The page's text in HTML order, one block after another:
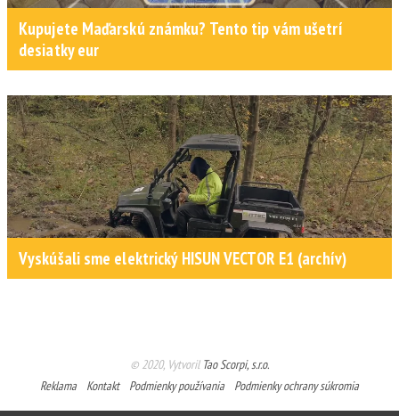
Kupujete Maďarskú známku? Tento tip vám ušetrí
desiatky eur
Vyskúšali sme elektrický HISUN VECTOR E1 (archív)
© 2020, Vytvoril Tao Scorpi, s.r.o.
Reklama
Kontakt Podmienky používania Podmienky ochrany súkromia